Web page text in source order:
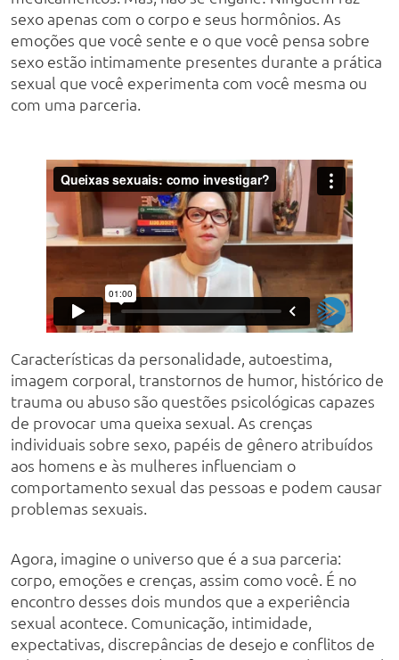
sexo apenas com o corpo e seus hormônios. As
emoções que você sente e o que você pensa sobre
sexo estão intimamente presentes durante a prática
sexual que você experimenta com você mesma ou
com uma parceria.
Características da personalidade, autoestima,
imagem corporal, transtornos de humor, histórico de
trauma ou abuso são questões psicológicas capazes
de provocar uma queixa sexual. As crenças
individuais sobre sexo, papéis de gênero atribuídos
aos homens e às mulheres influenciam o
comportamento sexual das pessoas e podem causar
problemas sexuais.
Agora, imagine o universo que é a sua parceria:
corpo, emoções e crenças, assim como você. É no
encontro desses dois mundos que a experiência
sexual acontece. Comunicação, intimidade,
expectativas, discrepâncias de desejo e conflitos de